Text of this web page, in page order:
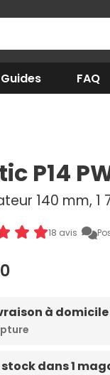
Guides FAQ
P14
140 mm, 1
18 avis
à
stock dans 1